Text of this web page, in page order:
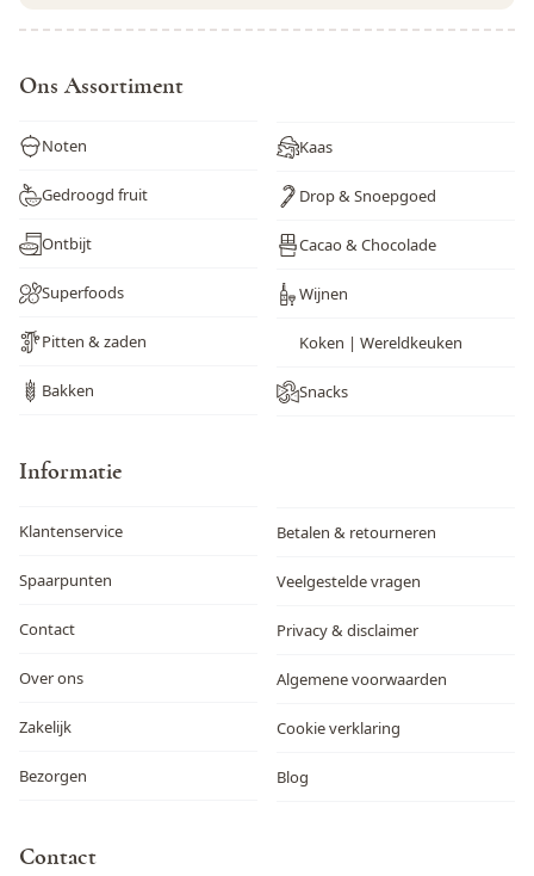
Ons Assortiment
Noten
Gedroogd fruit
Ontbijt
Superfoods
Pitten & zaden
Bakken
Kaas
Drop & Snoepgoed
Cacao & Chocolade
Wijnen
Koken | Wereldkeuken
Snacks
Informatie
Klantenservice
Spaarpunten
Contact
Over ons
Zakelijk
Bezorgen
Betalen & retourneren
Veelgestelde vragen
Privacy & disclaimer
Algemene voorwaarden
Cookie verklaring
Blog
Contact